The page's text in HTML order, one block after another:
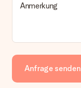
Anmerkung
Anfrage senden